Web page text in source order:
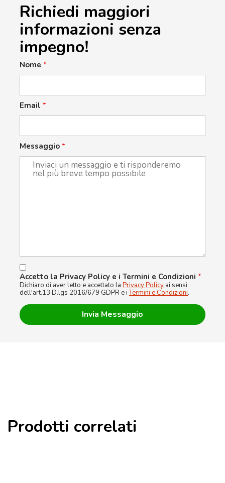
Richiedi maggiori
informazioni senza
impegno!
Nome *
Email *
Messaggio *
Accetto la Privacy Policy e i Termini e Condizioni *
Dichiaro di aver letto e accettato la Privacy Policy ai sensi
dell'art.13 D.lgs 2016/679 GDPR e iTermini e Condizioni.
Prodotti correlati